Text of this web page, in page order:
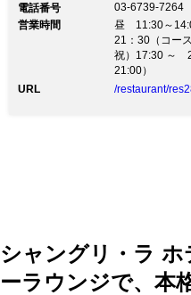
電話番号
03-6739-7264
営業時間
昼 11:30～
21：30（コー
祝）17:30 ～
21:00）
URL
/restaurant/
シャングリ・ラ
ーラウンジで、本